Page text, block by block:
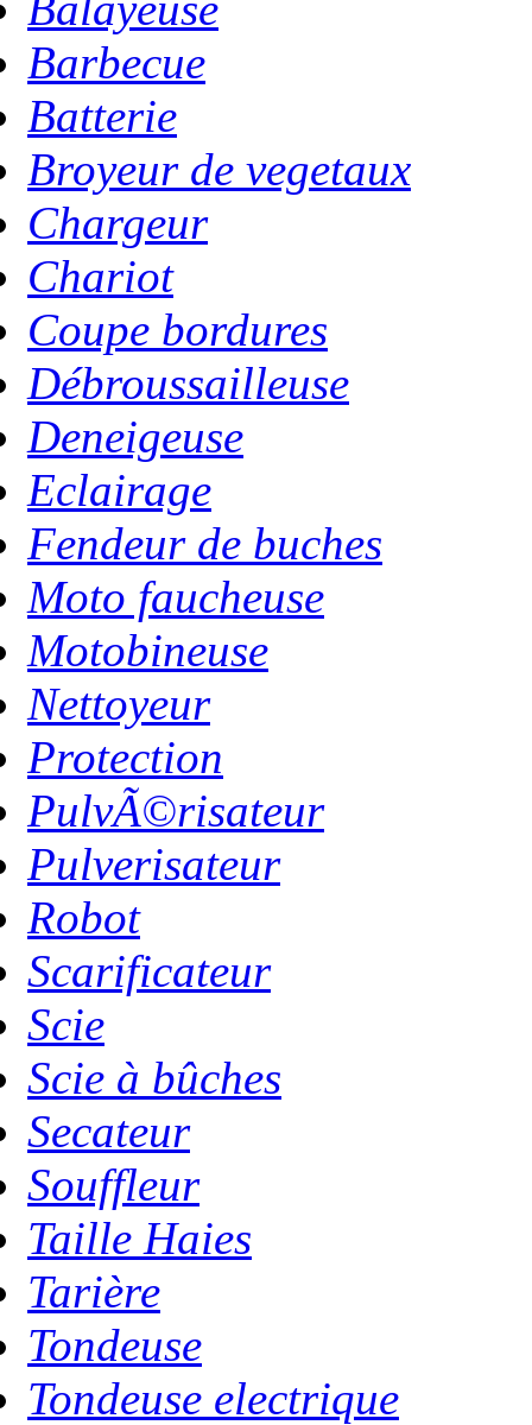
Barbecue
Batterie
Broyeur de vegetaux
Chargeur
Chariot
Coupe bordures
Débroussailleuse
Deneigeuse
Eclairage
Fendeur de buches
Moto faucheuse
Motobineuse
Nettoyeur
Protection
PulvÃ©risateur
Pulverisateur
Robot
Scarificateur
Scie
Scie à bûches
Secateur
Souffleur
Taille Haies
Tarière
Tondeuse
Tondeuse electrique